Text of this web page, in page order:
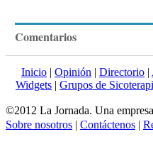
Comentarios
Inicio | Opinión | Directorio |
Widgets | Grupos de
©2012 La Jornada. Una
Sobre nosotros | Contáctenos |